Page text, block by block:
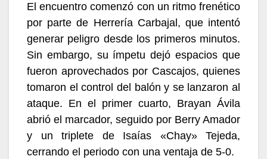
El encuentro comenzó con un ritmo frenético
por parte de Herrería Carbajal, que intentó
generar peligro desde los primeros minutos.
Sin embargo, su ímpetu dejó espacios que
fueron aprovechados por Cascajos, quienes
tomaron el control del balón y se lanzaron al
ataque. En el primer cuarto, Brayan Ávila
abrió el marcador, seguido por Berry Amador
y un triplete de Isaías «Chay» Tejeda,
cerrando el periodo con una ventaja de 5-0.